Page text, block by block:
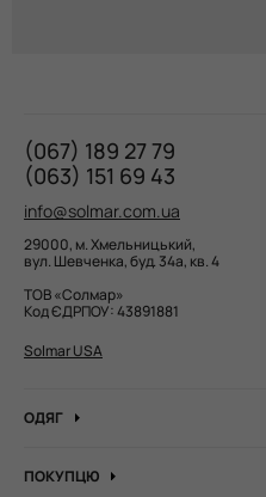
(067) 189 27 79
(063) 151 69 43
info@solmar.com.ua
29000, м. Хмельницький,
вул. Шевченка, буд. 34а, кв. 4
ТОВ «Солмар»
Код ЄДРПОУ: 43891881
Solmar USA
ОДЯГ
Кофти та джемпера
ПОКУПЦЮ